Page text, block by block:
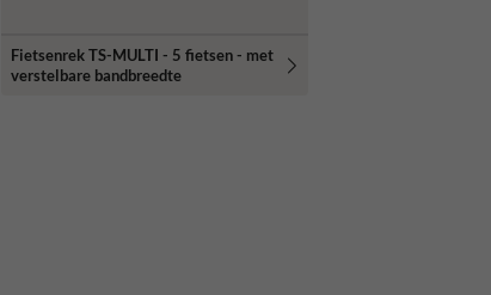
Fietsenrek TS-MULTI - 5 fietsen - met
verstelbare bandbreedte